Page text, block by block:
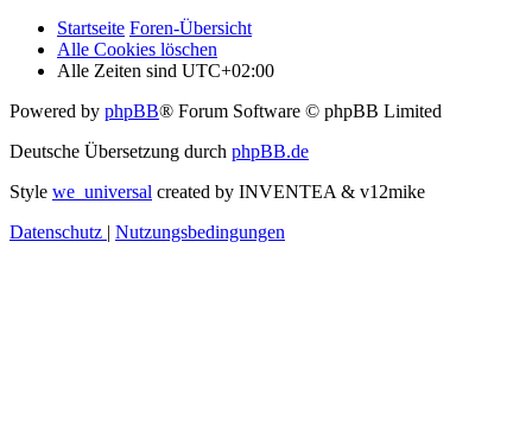
Startseite Foren-Übersicht
Alle Cookies löschen
Alle Zeiten sind UTC+02:00
Powered by phpBB® Forum Software © phpBB Limited
Deutsche Übersetzung durch phpBB.de
Style we_universal created by INVENTEA & v12mike
Datenschutz | Nutzungsbedingungen